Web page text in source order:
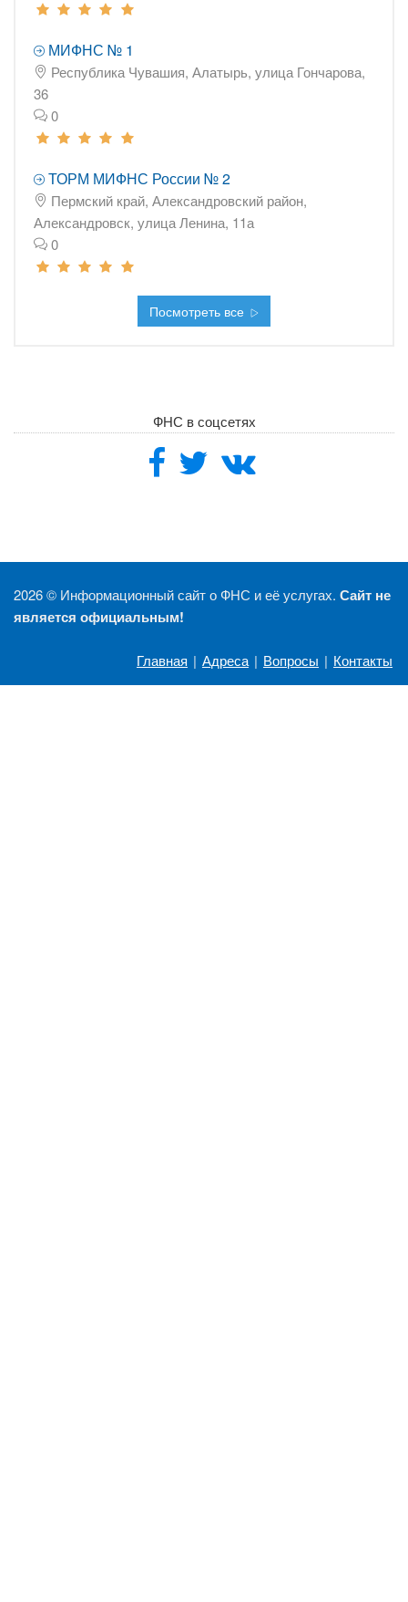
МИФНС № 1
Республика Чувашия, Алатырь, улица Гончарова,
36
0
ТОРМ МИФНС России № 2
Пермский край, Александровский район,
Александровск, улица Ленина, 11а
0
Посмотреть все
ФНС в соцсетях
2026 © Информационный сайт о ФНС и её услугах. Сайт не
является официальным!
Главная | Адреса | Вопросы | Контакты